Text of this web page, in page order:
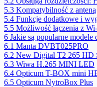
5.3 Kompatybilność z anteną
5.4 Funkcje dodatkowe i
5.5 Możliwość łączenia z
6 Jakie są popularne
6.1 Manta DVBT025PRO
6.2 New Digital T2 265 HD
6.3 Wiwa H.265 MINI LED
6.4 Opticum T-BOX mini
6.5 Opticum NytroBox Plus